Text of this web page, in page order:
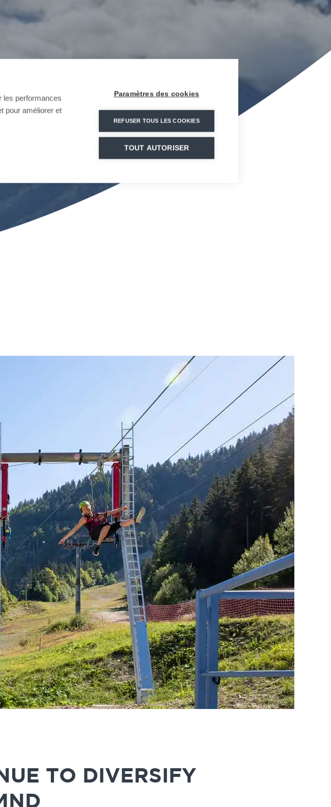
TO DIVERSIFY
les performances
pour améliorer et
Paramètres des cookies
REFUSER TOUS LES COOKIES
TOUT AUTORISER